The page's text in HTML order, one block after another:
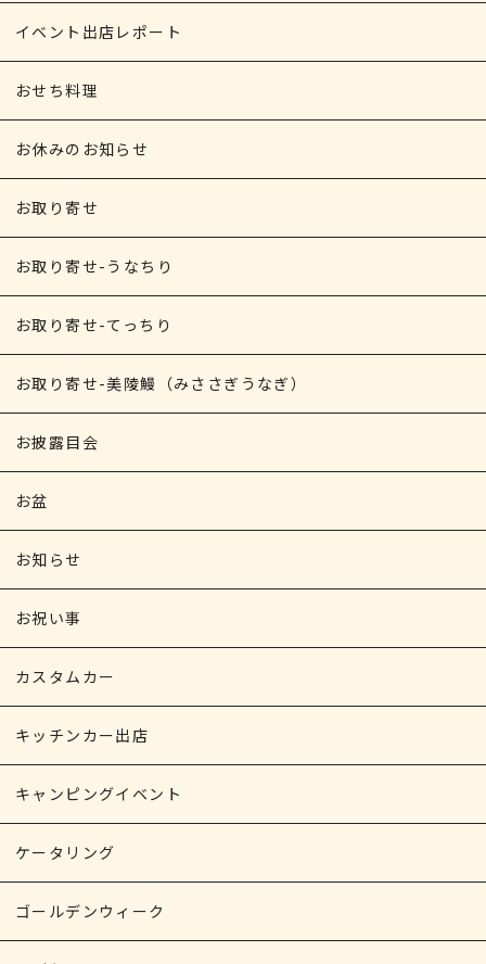
イベント出店レポート
おせち料理
お休みのお知らせ
お取り寄せ
お取り寄せ-うなちり
お取り寄せ-てっちり
お取り寄せ-美陵鰻（みささぎうなぎ）
お披露目会
お盆
お知らせ
お祝い事
カスタムカー
キッチンカー出店
キャンピングイベント
ケータリング
ゴールデンウィーク